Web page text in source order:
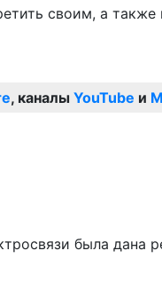
своим, а
, каналы YouTube и
была дана